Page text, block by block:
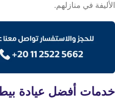
الأليفة في منازلهم.
خدمات أفضل عيادة